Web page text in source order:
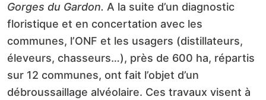
Gorges du Gardon. A la suite d’un diagnostic
floristique et en concertation avec les
communes, l’ONF et les usagers (distillateurs,
éleveurs, chasseurs…), près de 600 ha, répartis
sur 12 communes, ont fait l’objet d’un
débroussaillage alvéolaire. Ces travaux visent à